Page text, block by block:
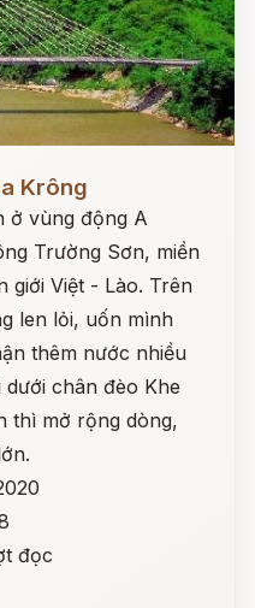
Krông
ở vùng động A
Trường Sơn, miền
giới Việt - Lào. Trên
len lỏi, uốn mình
thêm nước nhiều
chân đèo Khe
thì mở rộng dòng,
đọc